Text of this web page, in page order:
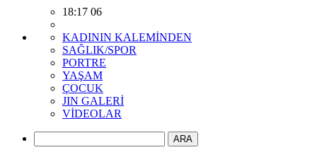
18:17 06
KADININ KALEMİNDEN
SAĞLIK/SPOR
PORTRE
YAŞAM
ÇOCUK
JIN GALERİ
VİDEOLAR
ARA